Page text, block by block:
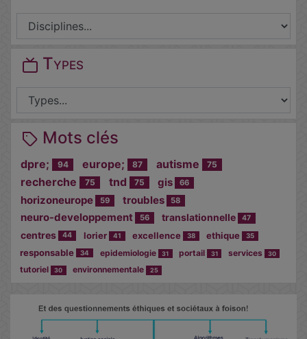
Types
Mots clés
dpre; 94 europe; 87 autisme 75
recherche 75 tnd 75 gis 66
horizoneurope 59 troubles 58
neuro-developpement 56 translationnelle 47
centres 44 lorier 41 excellence 38 ethique 35
responsable 34 epidemiologie 31 portail 31 services 30
tutoriel 30 environnementale 25